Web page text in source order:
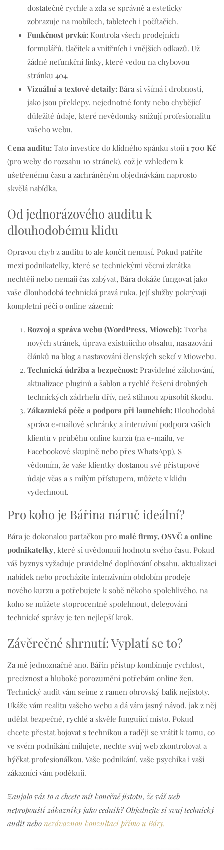
dostatečně rychle a zda se správně a esteticky
zobrazuje na mobilech, tabletech i počítačích.
Funkčnost prvků: Kontrola všech prodejních
formulářů, tlačítek a vnitřních i vnějších odkazů. Už
žádné nefunkční linky, které vedou na chybovou
stránku 404.
Vizuální a textové detaily: Bára si všímá i drobností,
jako jsou překlepy, nejednotné fonty nebo chybějící
důležité údaje, které nevědomky snižují profesionalitu
vašeho webu.
Cena auditu: Tato investice do klidného spánku stojí 1 700 Kč
(pro weby do rozsahu 10 stránek), což je vzhledem k
ušetřenému času a zachráněným objednávkám naprosto
skvělá nabídka.
Od jednorázového auditu k
dlouhodobému klidu
Opravou chyb z auditu to ale končit nemusí. Pokud patříte
mezi podnikatelky, které se technickými věcmi zkrátka
nechtějí nebo nemají čas zabývat, Bára dokáže fungovat jako
vaše dlouhodobá technická pravá ruka. Její služby pokrývají
kompletní péči o online zázemí:
Rozvoj a správa webu (WordPress, Mioweb): Tvorba
nových stránek, úprava existujícího obsahu, nasazování
článků na blog a nastavování členských sekcí v Miowebu.
Technická údržba a bezpečnost: Pravidelné zálohování,
aktualizace pluginů a šablon a rychlé řešení drobných
technických zádrhelů dřív, než stihnou způsobit škodu.
Zákaznická péče a podpora při launchích: Dlouhodobá
správa e-mailové schránky a intenzivní podpora vašich
klientů v průběhu online kurzů (na e-mailu, ve
Facebookové skupině nebo přes WhatsApp). S
vědomím, že vaše klientky dostanou své přístupové
údaje včas a s milým přístupem, můžete v klidu
vydechnout.
Pro koho je Bářina náruč ideální?
Bára je dokonalou parťačkou pro malé firmy, OSVČ a online
podnikatelky, které si uvědomují hodnotu svého času. Pokud
váš byznys vyžaduje pravidelné doplňování obsahu, aktualizaci
nabídek nebo procházíte intenzivním obdobím prodeje
nového kurzu a potřebujete k sobě někoho spolehlivého, na
koho se můžete stoprocentně spolehnout, delegování
technické správy je ten nejlepší krok.
Závěrečné shrnutí: Vyplatí se to?
Za mě jednoznačně ano. Bářin přístup kombinuje rychlost,
preciznost a hluboké porozumění potřebám online žen.
Technický audit vám sejme z ramen obrovský balík nejistoty.
Ukáže vám realitu vašeho webu a dá vám jasný návod, jak z něj
udělat bezpečné, rychlé a skvěle fungující místo. Pokud
chcete přestat bojovat s technikou a raději se vrátit k tomu, co
ve svém podnikání milujete, nechte svůj web zkontrolovat a
hýčkat profesionálkou. Vaše podnikání, vaše psychika i vaši
zákazníci vám poděkují.
Zaujalo vás to a chcete mít konečně jistotu, že váš web
nepropouští zákazníky jako cedník? Objednejte si svůj technický
audit nebo nezávaznou konzultaci přímo u Báry.